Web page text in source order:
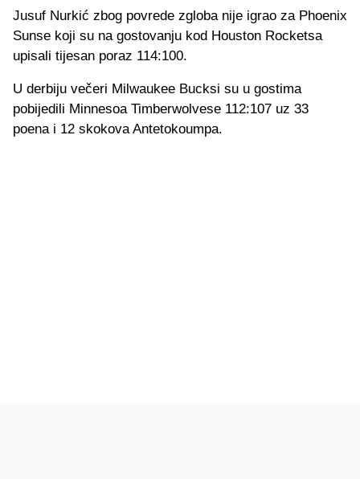
Jusuf Nurkić zbog povrede zgloba nije igrao za Phoenix
Sunse koji su na gostovanju kod Houston Rocketsa
upisali tijesan poraz 114:100.
U derbiju večeri Milwaukee Bucksi su u gostima
pobijedili Minnesoa Timberwolvese 112:107 uz 33
poena i 12 skokova Antetokoumpa.